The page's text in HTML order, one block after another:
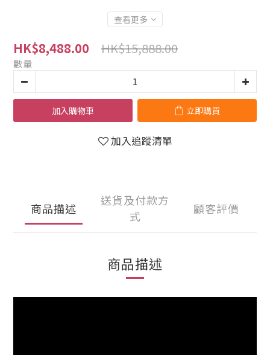
查看更多
HK$8,488.00 HK$15,888.00
數量
加入購物車 立即購買
加入追蹤清單
商品描述
送貨及付款方
式
顧客評價
商品描述